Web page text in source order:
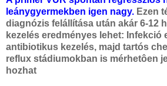
leánygyermekben igen nagy. Ezen
diagnózis felállítása után akár 6-12
kezelés eredményes lehet: Infekció
antibiotikus kezelés, majd tartós
reflux stádiumokban is mérhetôen
hozhat